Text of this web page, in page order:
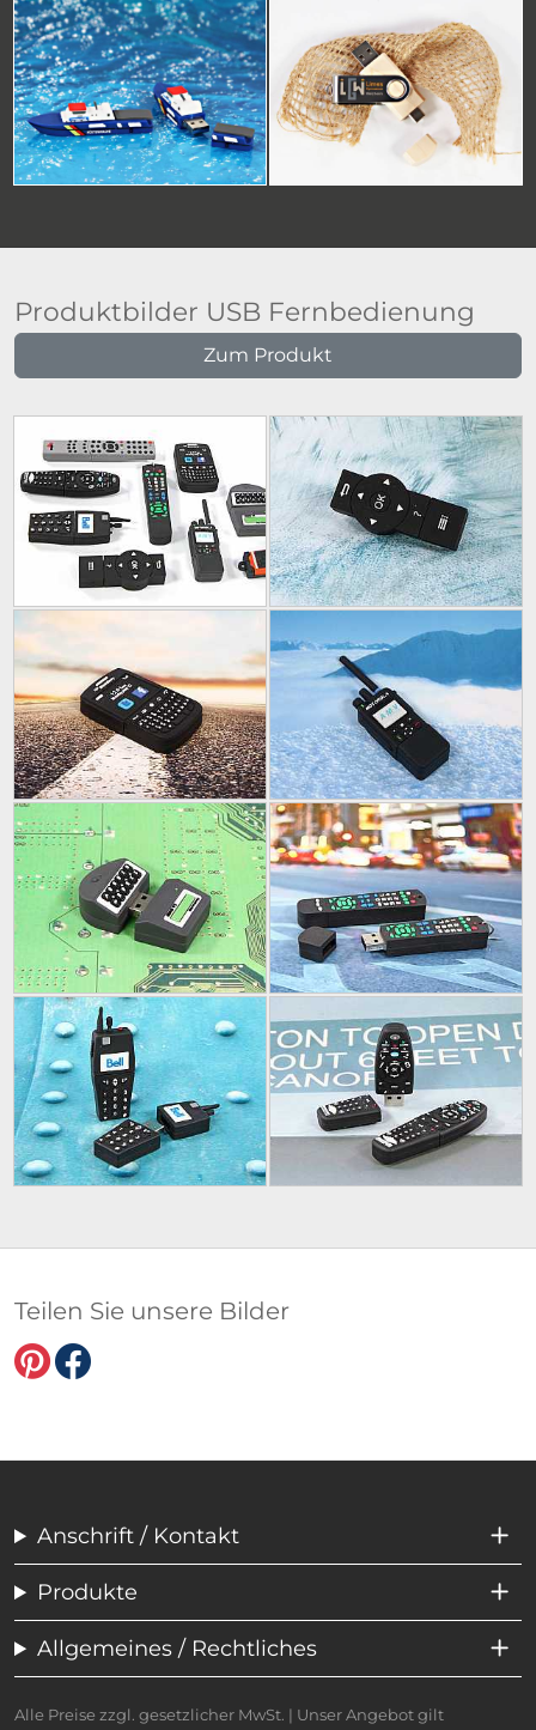
Produktbilder USB Fernbedienung
Zum Produkt
Teilen Sie unsere Bilder
Anschrift / Kontakt
Produkte
Allgemeines / Rechtliches
Alle Preise zzgl. gesetzlicher MwSt. | Unser Angebot gilt